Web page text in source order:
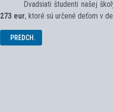
Dvadsiati študenti našej
273 eur, ktoré sú určené deťom v
PREDCHÁDZAJÚCI ČLÁNOK: ZBIERKA
PREDCH.